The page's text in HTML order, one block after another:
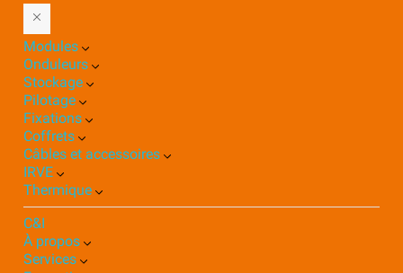
Modules
Onduleurs
Stockage
Pilotage
Fixations
Coffrets
Câbles et accessoires
IRVE
Thermique
C&I
À propos
Services